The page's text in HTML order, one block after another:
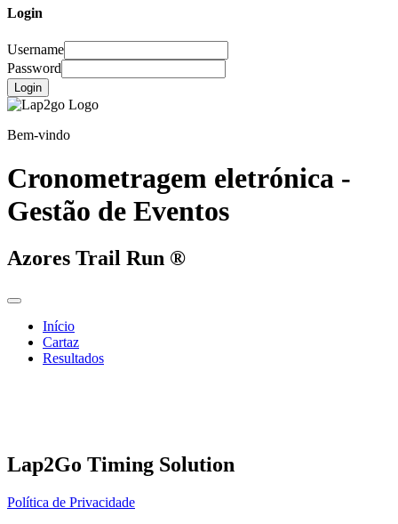
Login
Username
Password
Login
Bem-vindo
Cronometragem eletrónica -
Gestão de Eventos
Azores Trail Run ®
Início
Cartaz
Resultados
Lap2Go Timing Solution
Política de Privacidade